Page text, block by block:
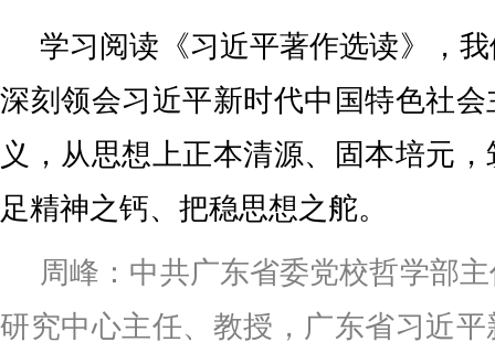
学习阅读《习近平著作选读》，
深刻领会习近平新时代中国特色社
义，从思想上正本清源、固本培元
足精神之钙、把稳思想之舵。
周峰：中共广东省委党校哲学部
研究中心主任、教授，广东省习近